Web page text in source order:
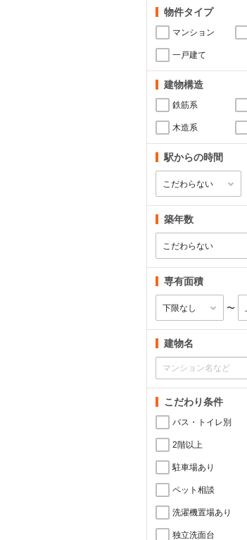
物件タイプ
マンション
一戸建て
建物構造
鉄筋系
木造系
駅からの時間
築年数
専有面積
〜
建物名
こだわり条件
バス・トイレ別
2階以上
駐車場あり
ペット相談
洗濯機置場あり
独立洗面台